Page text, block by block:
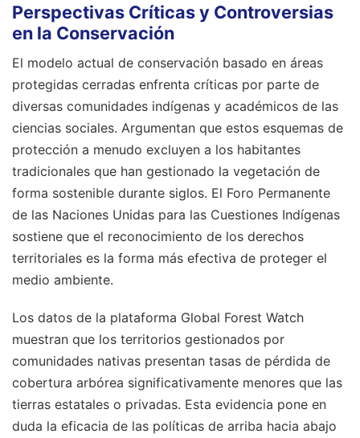
Perspectivas Críticas y Controversias
en la Conservación
El modelo actual de conservación basado en áreas
protegidas cerradas enfrenta críticas por parte de
diversas comunidades indígenas y académicos de las
ciencias sociales. Argumentan que estos esquemas de
protección a menudo excluyen a los habitantes
tradicionales que han gestionado la vegetación de
forma sostenible durante siglos. El Foro Permanente
de las Naciones Unidas para las Cuestiones Indígenas
sostiene que el reconocimiento de los derechos
territoriales es la forma más efectiva de proteger el
medio ambiente.
Los datos de la plataforma Global Forest Watch
muestran que los territorios gestionados por
comunidades nativas presentan tasas de pérdida de
cobertura arbórea significativamente menores que las
tierras estatales o privadas. Esta evidencia pone en
duda la eficacia de las políticas de arriba hacia abajo